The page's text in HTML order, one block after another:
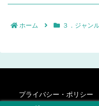
ホーム ３．ジャン
プライバシー・ポリシー